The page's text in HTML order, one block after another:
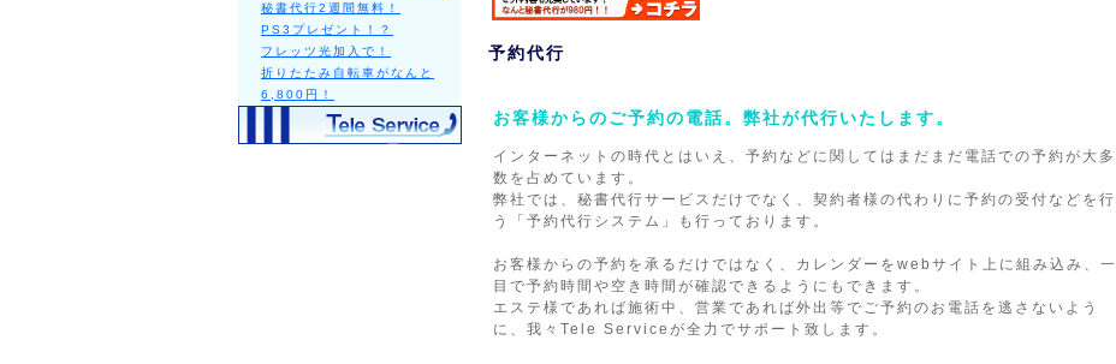
予約代行
お客様からのご予約の電話。弊社が代行いたします。
インターネットの時代とはいえ、予約などに関してはまだまだ電話での予約が大多
数を占めています。
弊社では、秘書代行サービスだけでなく、契約者様の代わりに予約の受付などを行
う「予約代行システム」も行っております。
お客様からの予約を承るだけではなく、カレンダーをwebサイト上に組み込み、一
目で予約時間や空き時間が確認できるようにもできます。
エステ様であれば施術中、営業であれば外出等でご予約のお電話を逃さないよう
に、我々Tele Serviceが全力でサポート致します。
秘書代行2週間無料！
PS3プレゼント！？
フレッツ光加入で！
折りたたみ自転車がなんと
6,800円！